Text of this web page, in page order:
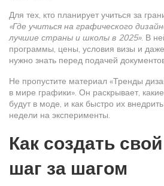
Для тех, кто планирует учиться за
«Где учиться на графического
лучшие страны и школы в 2025». В
программы, цены, условия визы и
нужно знать перед подачей
Не пропустите материал «Тренды
в мире графики». Он раскрывает,
будут в моде, и как быстро их
недели на эксперименты.
Как создать
шаг за шагом